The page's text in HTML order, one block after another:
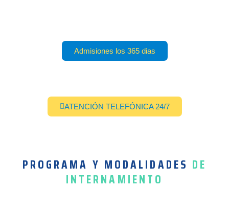
Admisiones los 365 dias
ATENCIÓN TELEFÓNICA 24/7
PROGRAMA Y MODALIDADES DE
INTERNAMIENTO